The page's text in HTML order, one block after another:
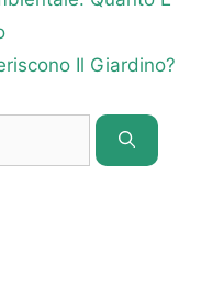
Il Giardino?